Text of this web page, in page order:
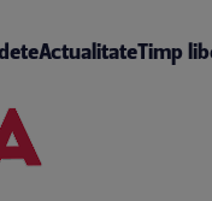
ActualitateTimp